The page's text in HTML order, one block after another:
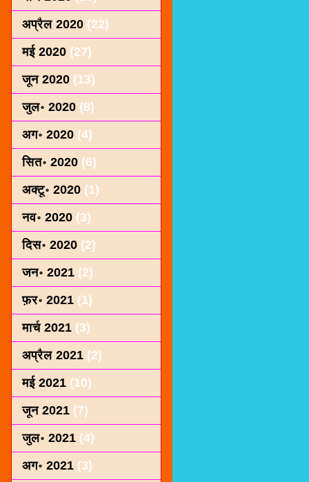
अप्रैल 2020 (22)
मई 2020 (27)
जून 2020 (13)
जुल॰ 2020 (8)
अग॰ 2020 (4)
सित॰ 2020 (6)
अक्टू॰ 2020 (1)
नव॰ 2020 (3)
दिस॰ 2020 (2)
जन॰ 2021 (2)
फ़र॰ 2021 (1)
मार्च 2021 (3)
अप्रैल 2021 (2)
मई 2021 (10)
जून 2021 (7)
जुल॰ 2021 (4)
अग॰ 2021 (3)